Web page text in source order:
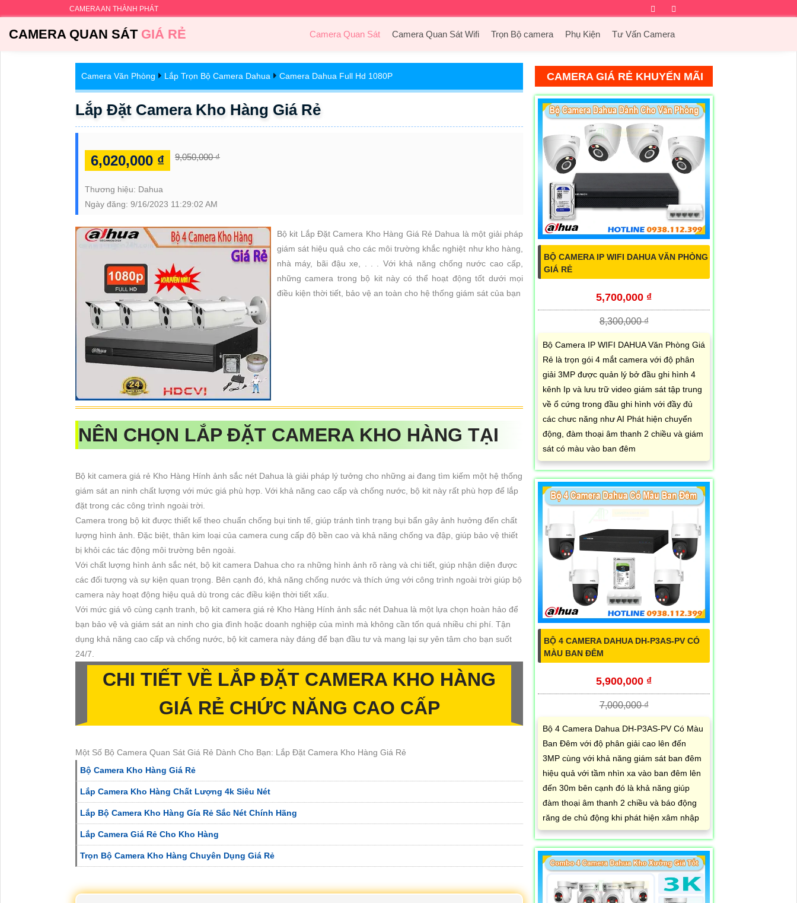
CAMERA AN THÀNH PHÁT Facebook
CAMERA QUAN SÁTGIÁ RẺ Camera Quan Sát Camera Quan Sát Wifi Trọn Bộ camera Phụ Kiện Tư Vấn Camera
Camera Văn Phòng Lắp Trọn Bộ Camera Dahua Camera Dahua Full Hd 1080P
Lắp Đặt Camera Kho Hàng Giá Rẻ
6,020,000 ₫ 9,050,000 ₫
Thương hiệu: Dahua
Ngày đăng: 9/16/2023 11:29:02 AM
Bộ kit Lắp Đặt Camera Kho Hàng Giá Rẻ Dahua là một giải pháp
giám sát hiệu quả cho các môi trường khắc nghiệt như kho hàng,
nhà máy, bãi đậu xe, . . . Với khả năng chống nước cao cấp,
những camera trong bộ kit này có thể hoạt động tốt dưới mọi
điều kiện thời tiết, bảo vệ an toàn cho hệ thống giám sát của bạn
NÊN CHỌN LẮP ĐẶT CAMERA KHO HÀNG TẠI
Bộ kit camera giá rẻ Kho Hàng Hính ảnh sắc nét Dahua là giải pháp lý tưởng cho những ai đang tìm kiếm một hệ thống
giám sát an ninh chất lượng với mức giá phù hợp. Với khả năng cao cấp và chống nước, bộ kit này rất phù hợp để lắp
đặt trong các công trình ngoài trời.
Camera trong bộ kit được thiết kế theo chuẩn chống bụi tinh tế, giúp tránh tình trạng bụi bẩn gây ảnh hưởng đến chất
lượng hình ảnh. Đặc biệt, thân kim loại của camera cung cấp độ bền cao và khả năng chống va đập, giúp bảo vệ thiết
bị khỏi các tác động môi trường bên ngoài.
Với chất lượng hình ảnh sắc nét, bộ kit camera Dahua cho ra những hình ảnh rõ ràng và chi tiết, giúp nhận diện được
các đối tượng và sự kiện quan trọng. Bên cạnh đó, khả năng chống nước và thích ứng với công trình ngoài trời giúp bộ
camera này hoạt động hiệu quả dù trong các điều kiện thời tiết xấu.
Với mức giá vô cùng cạnh tranh, bộ kit camera giá rẻ Kho Hàng Hính ảnh sắc nét Dahua là một lựa chọn hoàn hảo để
bạn bảo vệ và giám sát an ninh cho gia đình hoặc doanh nghiệp của mình mà không cần tốn quá nhiều chi phí. Tận
dụng khả năng cao cấp và chống nước, bộ kit camera này đáng để bạn đầu tư và mang lại sự yên tâm cho bạn suốt
24/7.
CHI TIẾT VỀ LẮP ĐẶT CAMERA KHO HÀNG
GIÁ RẺ CHỨC NĂNG CAO CẤP
Một Số Bộ Camera Quan Sát Giá Rẻ Dành Cho Bạn: Lắp Đặt Camera Kho Hàng Giá Rẻ
Bộ Camera Kho Hàng Giá Rẻ
Lắp Camera Kho Hàng Chất Lượng 4k Siêu Nét
Lắp Bộ Camera Kho Hàng Gía Rẻ Sắc Nét Chính Hãng
Lắp Camera Giá Rẻ Cho Kho Hàng
Trọn Bộ Camera Kho Hàng Chuyên Dụng Giá Rẻ
CAMERA GIÁ RẺ KHUYẾN MÃI
BỘ CAMERA IP WIFI DAHUA VĂN PHÒNG
GIÁ RẺ
5,700,000 ₫
8,300,000 ₫
Bộ Camera IP WIFI DAHUA Văn Phòng Giá
Rẻ là trọn gói 4 mắt camera với độ phân
giải 3MP được quản lý bở đầu ghi hình 4
kênh Ip và lưu trữ video giám sát tập trung
về ổ cứng trong đầu ghi hình với đầy đủ
các chưc năng như AI Phát hiện chuyển
động, đàm thoại âm thanh 2 chiều và giám
sát có màu vào ban đêm
BỘ 4 CAMERA DAHUA DH-P3AS-PV CÓ
MÀU BAN ĐÊM
5,900,000 ₫
7,000,000 ₫
Bộ 4 Camera Dahua DH-P3AS-PV Có Màu
Ban Đêm với độ phân giải cao lên đến
3MP cùng với khả năng giám sát ban đêm
hiệu quả với tầm nhìn xa vào ban đêm lên
đến 30m bên cạnh đó là khả năng giúp
đàm thoại âm thanh 2 chiều và báo động
răng de chủ động khi phát hiện xâm nhập